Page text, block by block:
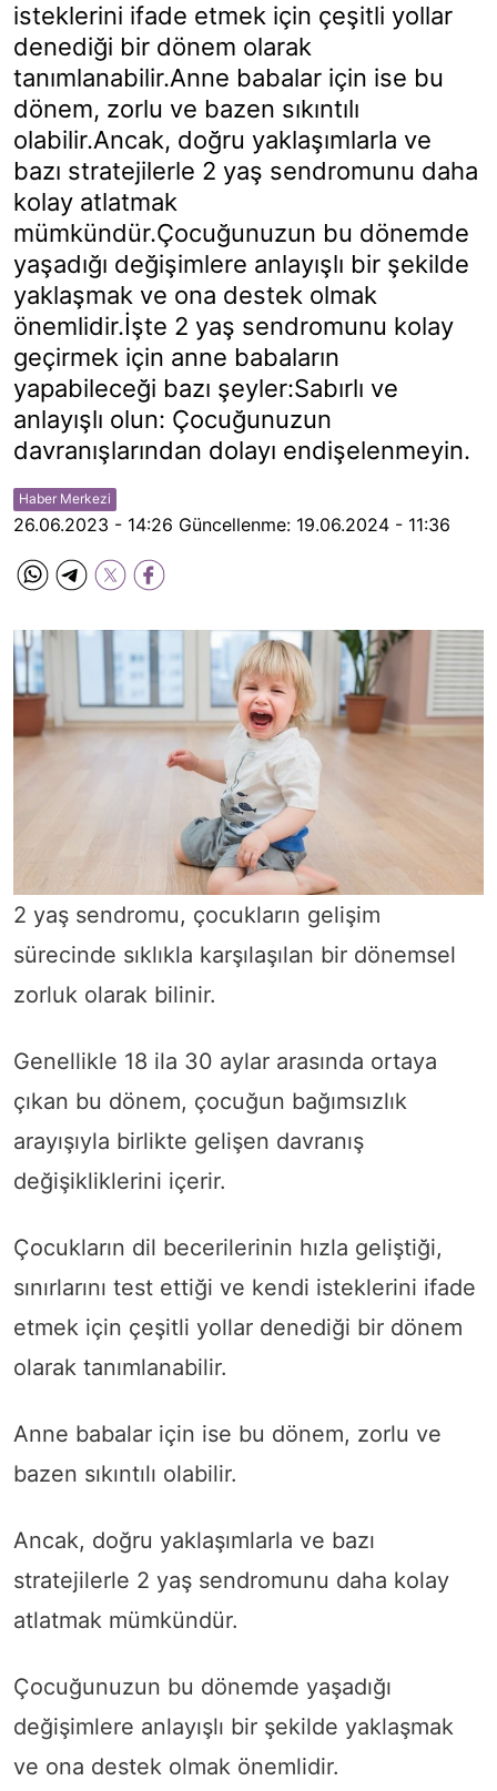
isteklerini ifade etmek için çeşitli yollar
denediği bir dönem olarak
tanımlanabilir.Anne babalar için ise bu
dönem, zorlu ve bazen sıkıntılı
olabilir.Ancak, doğru yaklaşımlarla ve
bazı stratejilerle 2 yaş sendromunu daha
kolay atlatmak
mümkündür.Çocuğunuzun bu dönemde
yaşadığı değişimlere anlayışlı bir şekilde
yaklaşmak ve ona destek olmak
önemlidir.İşte 2 yaş sendromunu kolay
geçirmek için anne babaların
yapabileceği bazı şeyler:Sabırlı ve
anlayışlı olun: Çocuğunuzun
davranışlarından dolayı endişelenmeyin.
Haber Merkezi
26.06.2023 - 14:26 Güncellenme: 19.06.2024 - 11:36
2 yaş sendromu, çocukların gelişim
sürecinde sıklıkla karşılaşılan bir dönemsel
zorluk olarak bilinir.
Genellikle 18 ila 30 aylar arasında ortaya
çıkan bu dönem, çocuğun bağımsızlık
arayışıyla birlikte gelişen davranış
değişikliklerini içerir.
Çocukların dil becerilerinin hızla geliştiği,
sınırlarını test ettiği ve kendi isteklerini ifade
etmek için çeşitli yollar denediği bir dönem
olarak tanımlanabilir.
Anne babalar için ise bu dönem, zorlu ve
bazen sıkıntılı olabilir.
Ancak, doğru yaklaşımlarla ve bazı
stratejilerle 2 yaş sendromunu daha kolay
atlatmak mümkündür.
Çocuğunuzun bu dönemde yaşadığı
değişimlere anlayışlı bir şekilde yaklaşmak
ve ona destek olmak önemlidir.